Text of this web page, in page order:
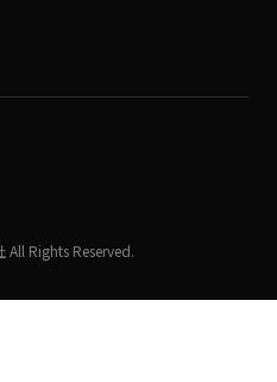
Rights Reserved.